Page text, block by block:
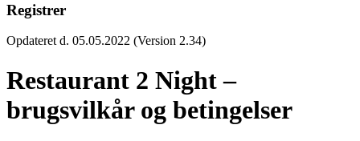
Registrer
Opdateret d. 05.05.2022 (Version 2.34)
Restaurant 2 Night –
brugsvilkår og betingelser